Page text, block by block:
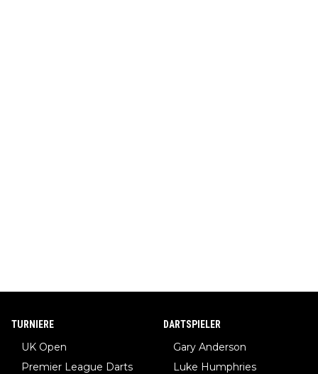
TURNIERE
UK Open
Premier League Darts
DARTSPIELER
Gary Anderson
Luke Humphries